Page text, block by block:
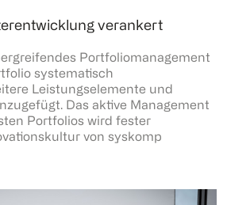
verankert
Portfoliomanagement
systematisch
Leistungselemente und
Das aktive Management
Portfolios wird fester
von syskomp